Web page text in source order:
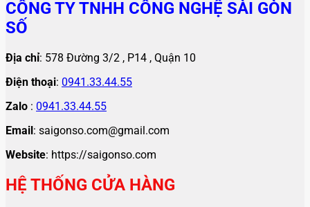
CÔNG TY TNHH CÔNG NGHỆ SÀI GÒN
SỐ
Địa chỉ: 578 Đường 3/2 , P14 , Quận 10
Điện thoại: 0941.33.44.55
Zalo : 0941.33.44.55
Email: saigonso.com@gmail.com
Website: https://saigonso.com
HỆ THỐNG CỬA HÀNG